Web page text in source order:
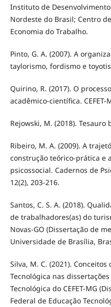
Instituto de
Nordeste do Brasil; Centro
Economia do Trabalho.
Pinto, G. A. (2007). A
taylorismo, fordismo e
Quirino, R. (2017). O
acadêmico-científica. CEFET-
Rejowski, M. (2018). Tesauro
Ribeiro, M. A. (2009). A
construção teórico-prática e
psicossocial. Cadernos de
12(2), 203-216.
Santos, C. S. A. (2018).
de trabalhadores(as) do
Novas-GO (Dissertação de
Universidade de Brasília,
Silva, M. C. (2021).
Tecnológica nas
Tecnológica do CEFET-MG
Federal de Educação